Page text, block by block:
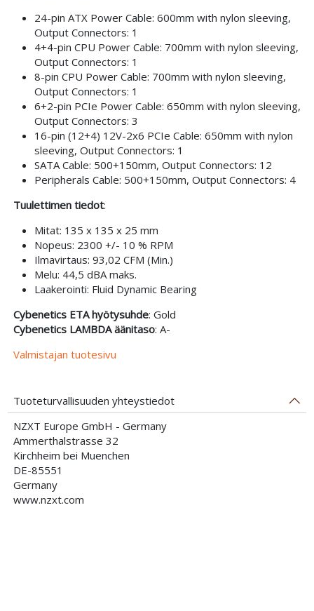
24-pin ATX Power Cable: 600mm with nylon sleeving,
Output Connectors: 1
4+4-pin CPU Power Cable: 700mm with nylon sleeving,
Output Connectors: 1
8-pin CPU Power Cable: 700mm with nylon sleeving,
Output Connectors: 1
6+2-pin PCIe Power Cable: 650mm with nylon sleeving,
Output Connectors: 3
16-pin (12+4) 12V-2x6 PCIe Cable: 650mm with nylon
sleeving, Output Connectors: 1
SATA Cable: 500+150mm, Output Connectors: 12
Peripherals Cable: 500+150mm, Output Connectors: 4
Tuulettimen tiedot:
Mitat: 135 x 135 x 25 mm
Nopeus: 2300 +/- 10 % RPM
Ilmavirtaus: 93,02 CFM (Min.)
Melu: 44,5 dBA maks.
Laakerointi: Fluid Dynamic Bearing
Cybenetics ETA hyötysuhde: Gold
Cybenetics LAMBDA äänitaso: A-
Valmistajan tuotesivu
Tuoteturvallisuuden yhteystiedot
NZXT Europe GmbH - Germany
Ammerthalstrasse 32
Kirchheim bei Muenchen
DE-85551
Germany
www.nzxt.com